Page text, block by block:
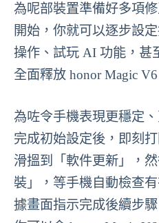
為呢部裝置準備好多項
開始，你就可以逐步設
操作、試玩 AI 功能，甚
全面釋放 honor Magic
為咗令手機表現更穩定
完成初始設定後，即刻
滑搵到「軟件更新」，
裝」，等手機自動檢查
據畫面指示完成後續步